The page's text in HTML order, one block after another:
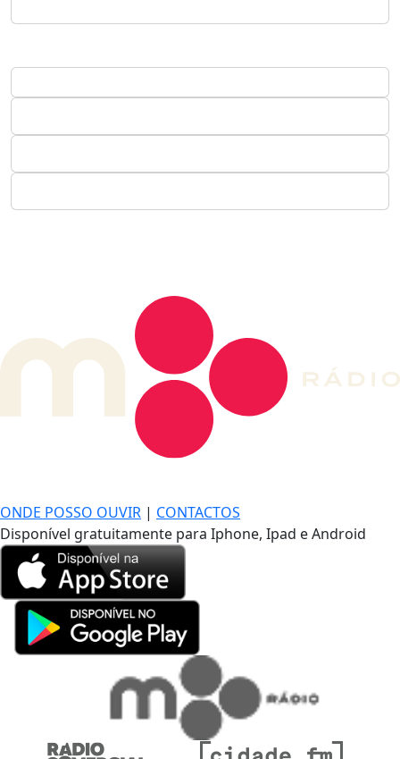
ONDE POSSO OUVIR | CONTACTOS
Disponível gratuitamente para Iphone, Ipad e Android